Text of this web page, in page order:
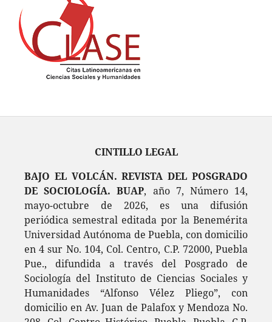
CINTILLO LEGAL
BAJO EL VOLCÁN. REVISTA DEL POSGRADO
DE SOCIOLOGÍA. BUAP, año 7, Número 14,
mayo-octubre de 2026, es una difusión
periódica semestral editada por la Benemérita
Universidad Autónoma de Puebla, con domicilio
en 4 sur No. 104, Col. Centro, C.P. 72000, Puebla
Pue., difundida a través del Posgrado de
Sociología del Instituto de Ciencias Sociales y
Humanidades “Alfonso Vélez Pliego”, con
domicilio en Av. Juan de Palafox y Mendoza No.